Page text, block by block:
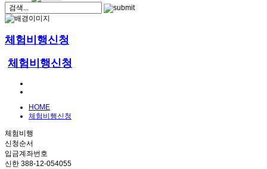
체험비행신청
체험비행신청
HOME
체험비행신청
체험비행
신청순서
입금계좌번호
신한 388-12-054055